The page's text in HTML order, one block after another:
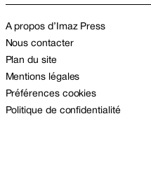
A propos d’Imaz Press
Nous contacter
Plan du site
Mentions légales
Préférences cookies
Politique de confidentialité